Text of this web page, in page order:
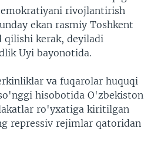
rivojlantirish
ekan rasmiy Toshkent
qilishi kerak, deyiladi
Uyi bayonotida.
va fuqarolar huquqi
hisobotida O'zbekiston
ro'yxatiga kiritilgan
repressiv rejimlar qatoridan